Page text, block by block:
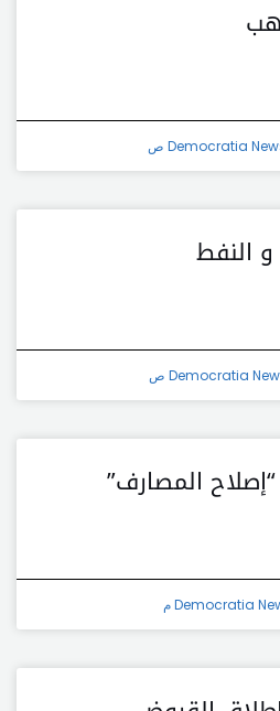
Democratia
النفط
Democratia
المصارف”
Democratia